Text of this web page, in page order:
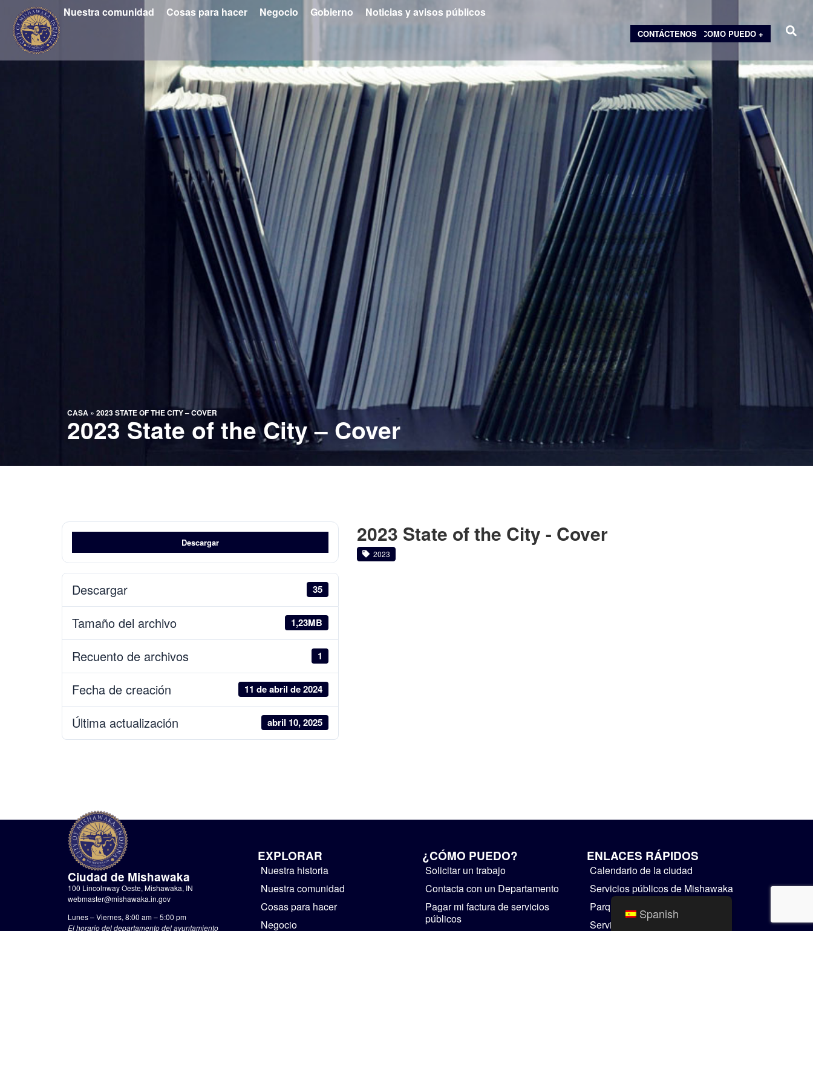
Nuestra comunidad Cosas para hacer Negocio Gobierno Noticias y avisos públicos
COMO PUEDO +
CONTÁCTENOS
CASA » 2023 STATE OF THE CITY – COVER
2023 State of the City – Cover
Descargar
Descargar 35
Tamaño del archivo 1,23MB
Recuento de archivos 1
Fecha de creación 11 de abril de 2024
Última actualización abril 10, 2025
2023 State of the City - Cover
2023
Ciudad de Mishawaka
100 Lincolnway Oeste, Mishawaka, IN
webmaster@mishawaka.in.gov
Lunes – Viernes, 8:00 am – 5:00 pm
El horario del departamento del ayuntamiento
EXPLORAR
Nuestra historia
Nuestra comunidad
Cosas para hacer
Negocio
¿CÓMO PUEDO?
Solicitar un trabajo
Contacta con un Departamento
Pagar mi factura de servicios
públicos
ENLACES RÁPIDOS
Calendario de la ciudad
Servicios públicos de Mishawaka
Parques y Recreación
Servicios Residenciales
Spanish